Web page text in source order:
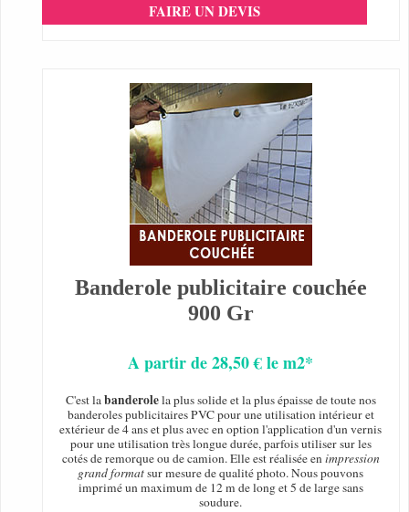
FAIRE UN DEVIS
Banderole publicitaire couchée
900 Gr
A partir de 28,50 € le m2*
C'est labanderolela plus solide et la plus épaisse de toute nos
banderoles publicitaires PVC pour une utilisation intérieur et
extérieur de 4 ans et plus avec en option l'application d'un vernis
pour une utilisation très longue durée, parfois utiliser sur les
cotés de remorque ou de camion. Elle est réalisée enimpression
grand formatsur mesure de qualité photo. Nous pouvons
imprimé un maximum de 12 m de long et 5 de large sans
soudure.